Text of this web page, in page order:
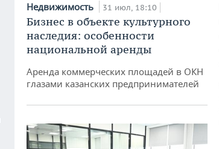
Недвижимость 31 июл, 18:10
Бизнес в объекте культурного
наследия: особенности
национальной аренды
Аренда коммерческих площадей в ОКН
глазами казанских предпринимателей